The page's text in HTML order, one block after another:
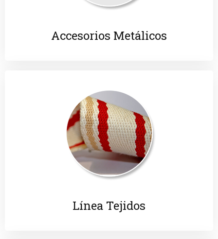
Accesorios Metálicos
Línea Tejidos